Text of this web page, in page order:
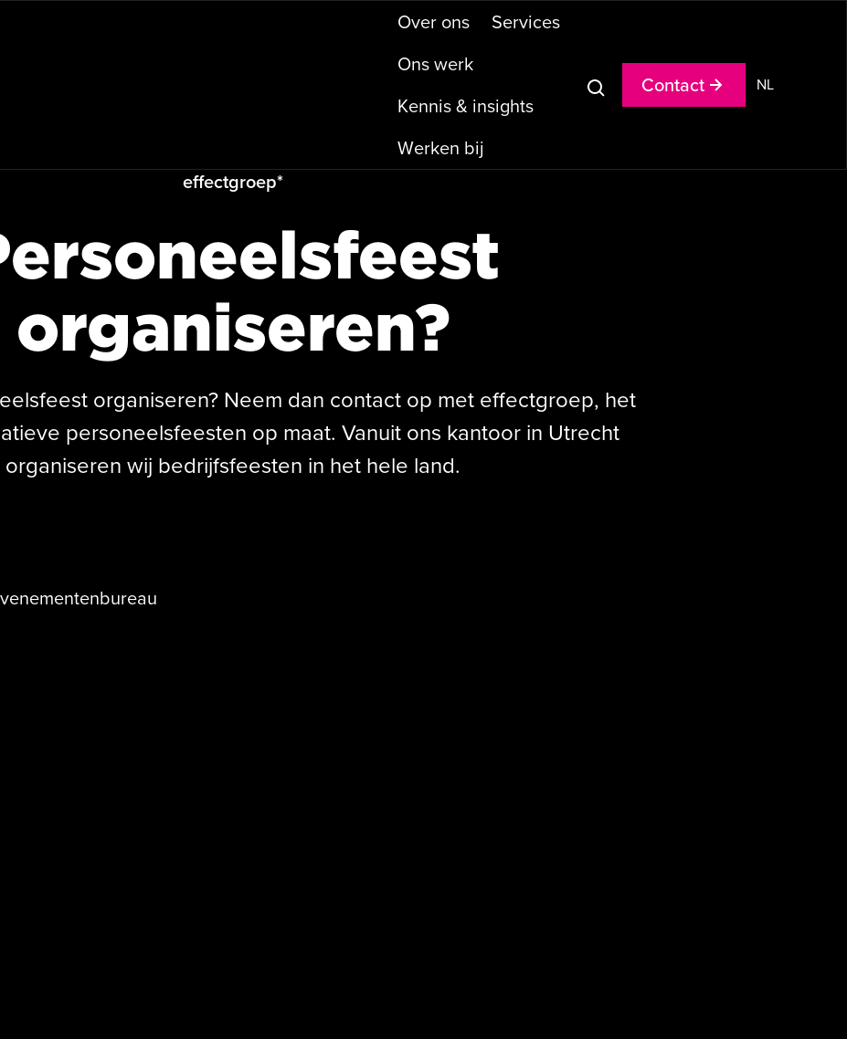
Over ons Services
Onswerk
Kennis& insights
Werken bij
Contact NL
effectgroep*
organiseren?
organiseren? Neem dan contact op met effectgroep, het
personeelsfeesten op maat. Vanuit ons kantoor in Utrecht
organiseren wij bedrijfsfeesten in het hele land.